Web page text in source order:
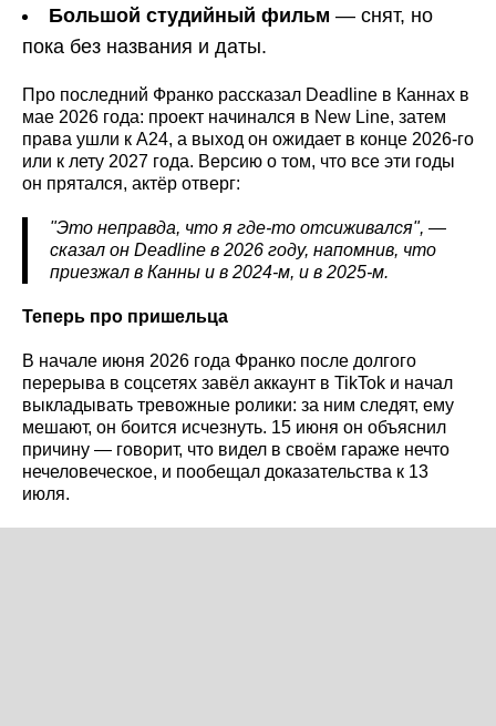
Большой студийный фильм — снят, но
пока без названия и даты.
Про последний Франко рассказал Deadline в Каннах в
мае 2026 года: проект начинался в New Line, затем
права ушли к A24, а выход он ожидает в конце 2026-го
или к лету 2027 года. Версию о том, что все эти годы
он прятался, актёр отверг:
"Это неправда, что я где-то отсиживался", —
сказал он Deadline в 2026 году, напомнив, что
приезжал в Канны и в 2024-м, и в 2025-м.
Теперь про пришельца
В начале июня 2026 года Франко после долгого
перерыва в соцсетях завёл аккаунт в TikTok и начал
выкладывать тревожные ролики: за ним следят, ему
мешают, он боится исчезнуть. 15 июня он объяснил
причину — говорит, что видел в своём гараже нечто
нечеловеческое, и пообещал доказательства к 13
июля.